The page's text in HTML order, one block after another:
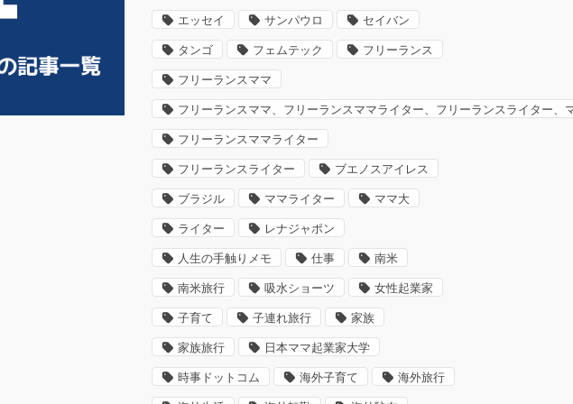
エッセイ サンパウロ セイバン
タンゴ フェムテック フリーランス
フリーランスママ
フリーランスママ、フリーランスママライター、フリーランスライター、
フリーランスママライター
フリーランスライター ブエノスアイレス
ブラジル ママライター ママ大
ライター レナジャポン
人生の手触りメモ 仕事 南米
南米旅行 吸水ショーツ 女性起業家
子育て 子連れ旅行 家族
家族旅行 日本ママ起業家大学
時事ドットコム 海外子育て 海外旅行